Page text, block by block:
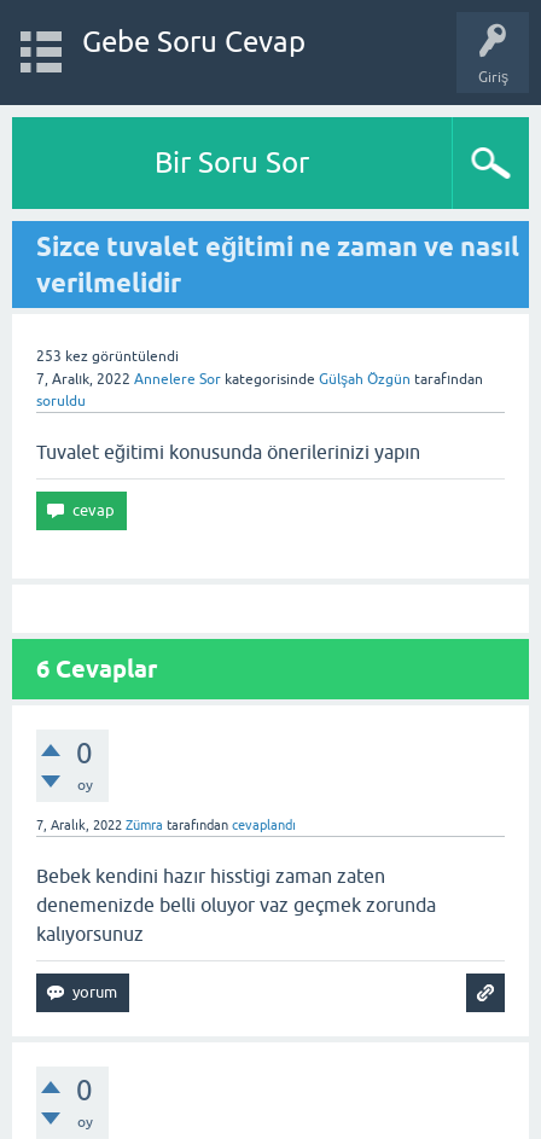
Giriş
Gebe Soru Cevap
Bir Soru Sor
Sizce tuvalet eğitimi ne zaman ve nasıl
verilmelidir
253 kez görüntülendi
7, Aralık, 2022 Annelere Sor kategorisinde Gülşah Özgün tarafından
soruldu
Tuvalet eğitimi konusunda önerilerinizi yapın
6 Cevaplar
0
oy
7, Aralık, 2022 Zümra tarafından cevaplandı
Bebek kendini hazır hisstigi zaman zaten
denemenizde belli oluyor vaz geçmek zorunda
kalıyorsunuz
0
oy